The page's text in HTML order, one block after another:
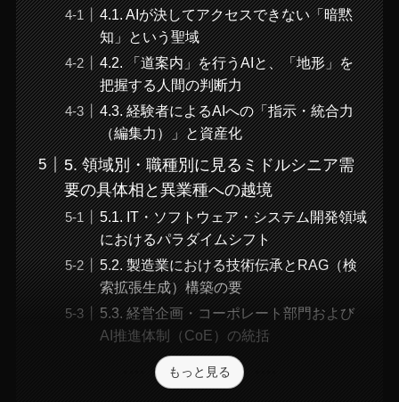
4.1. AIが決してアクセスできない「暗黙
知」という聖域
4.2. 「道案内」を行うAIと、「地形」を
把握する人間の判断力
4.3. 経験者によるAIへの「指示・統合力
（編集力）」と資産化
5. 領域別・職種別に見るミドルシニア需
要の具体相と異業種への越境
5.1. IT・ソフトウェア・システム開発領域
におけるパラダイムシフト
5.2. 製造業における技術伝承とRAG（検
索拡張生成）構築の要
5.3. 経営企画・コーポレート部門および
AI推進体制（CoE）の統括
もっと見る